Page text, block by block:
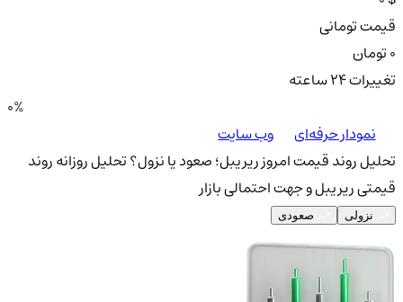
قیمت تومانی
تغییرات ۲۴ ساعته
0%
نمودار حرفه‌ای
وب سایت
تحلیل روند قیمت امروز ریریبل؛ صعود یا نزول؟تحلیل روزانه روند
قیمتی ریریبل و جهت احتمالی بازار
نزولی صعودی